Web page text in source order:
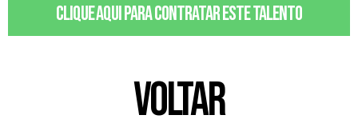
Clique aqui para contratar este talento
VOLTAR